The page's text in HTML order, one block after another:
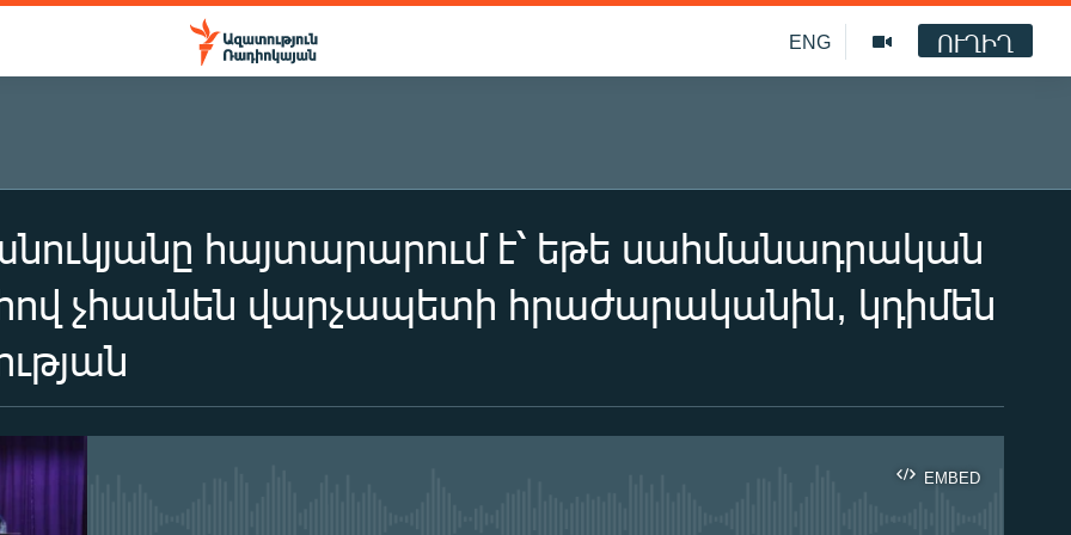
ENG ՈՒՂԻՂ
հայտարարում է՝ եթե սահմանադրական
չհասնեն վարչապետի հրաժարականին, կդիմեն
EMBED